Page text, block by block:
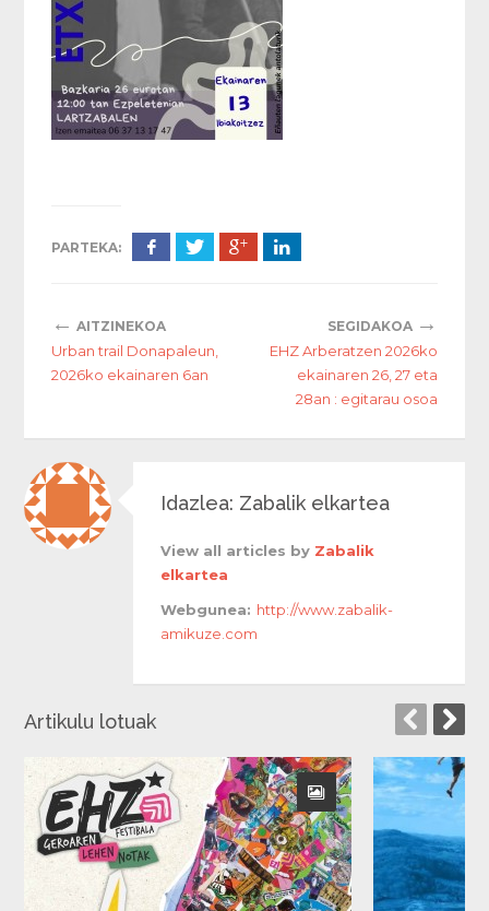
PARTEKA:
← AITZINEKOA
Urban trail Donapaleun,
2026ko ekainaren 6an
SEGIDAKOA →
EHZ Arberatzen 2026ko
ekainaren 26, 27 eta
28an : egitarau osoa
Idazlea: Zabalik elkartea
View all articles by Zabalik
elkartea
Webgunea: http://www.zabalik-
amikuze.com
Artikulu lotuak